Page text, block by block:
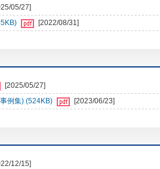
05/27]
[2022/08/31]
[2025/05/27]
例集) (524KB)
[2023/06/23]
12/15]